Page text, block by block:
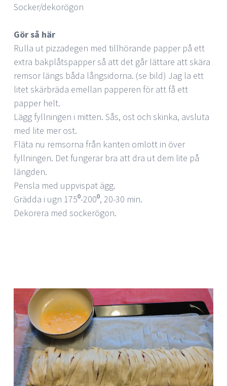
Socker/dekorögon
Gör så här
Rulla ut pizzadegen med tillhörande papper på ett
extra bakplåtspapper så att det går lättare att skära
remsor längs båda långsidorna. (se bild) Jag la ett
litet skärbräda emellan papperen för att få ett
papper helt.
Lägg fyllningen i mitten. Sås, ost och skinka, avsluta
med lite mer ost.
Fläta nu remsorna från kanten omlott in över
fyllningen. Det fungerar bra att dra ut dem lite på
längden.
Pensla med uppvispat ägg.
Grädda i ugn 175⁰-200⁰, 20-30 min.
Dekorera med sockerögon.